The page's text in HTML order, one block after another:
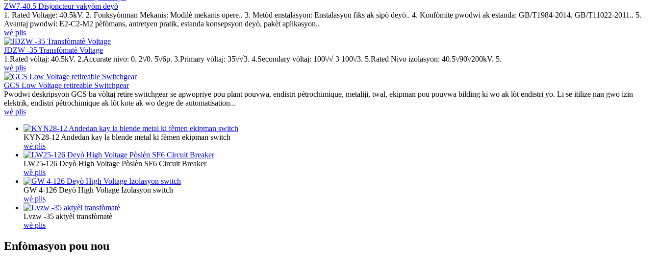
ZW7-40.5 Disjoncteur vakyòm deyò
1. Rated Voltage: 40.5kV. 2. Fonksyònman Mekanis: Modilè mekanis opere.. 3. Metòd enstalasyon: Enstalasyon fiks ak sipò deyò.. 4. Konfòmite pwodwi ak estanda: GB/T1984-2014, GB/T11022-2011.. 5.
Avantaj pwodwi: E2-C2-M2 pèfòmans, antretyen pratik, estanda konsepsyon deyò, pakèt aplikasyon..
wè plis
JDZW -35 Transfòmatè Voltage
1.Rated vòltaj: 40.5kV. 2.Accurate nivo: 0. 2\/0. 5\/6p. 3.Primary vòltaj: 35\/√3. 4.Secondary vòltaj: 100\/√ 3 100\/3. 5.Rated Nivo izolasyon: 40.5\/90\/200kV. 5.
wè plis
GCS Low Voltage retireable Switchgear
Pwodwi deskripsyon GCS ba vòltaj retire switchgear se apwopriye pou plant pouvwa, endistri pétrochimique, metaliji, twal, ekipman pou pouvwa bilding ki wo ak lòt endistri yo. Li se itilize nan gwo izin
elektrik, endistri pétrochimique ak lòt kote ak wo degre de automatisation...
wè plis
KYN28-12 Andedan kay la blende metal ki fèmen ekipman switch
wè plis
LW25-126 Deyò High Voltage Pòslèn SF6 Circuit Breaker
wè plis
GW 4-126 Deyò High Voltage Izolasyon switch
wè plis
Lvzw -35 aktyèl transfòmatè
wè plis
Enfòmasyon pou nou